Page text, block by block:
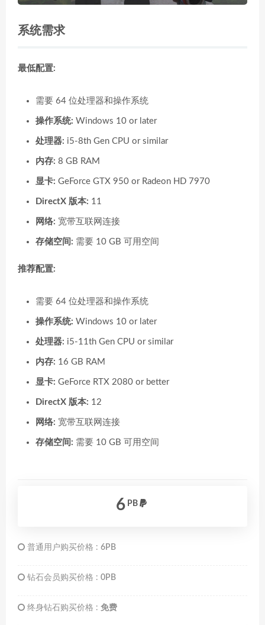
系统需求
最低配置:
需要 64 位处理器和操作系统
操作系统: Windows 10 or later
处理器: i5-8th Gen CPU or similar
内存: 8 GB RAM
显卡: GeForce GTX 950 or Radeon HD 7970
DirectX 版本: 11
网络: 宽带互联网连接
存储空间: 需要 10 GB 可用空间
推荐配置:
需要 64 位处理器和操作系统
操作系统: Windows 10 or later
处理器: i5-11th Gen CPU or similar
内存: 16 GB RAM
显卡: GeForce RTX 2080 or better
DirectX 版本: 12
网络: 宽带互联网连接
存储空间: 需要 10 GB 可用空间
6 PB
普通用户购买价格 : 6PB
钻石会员购买价格 : 0PB
终身钻石购买价格 : 免费